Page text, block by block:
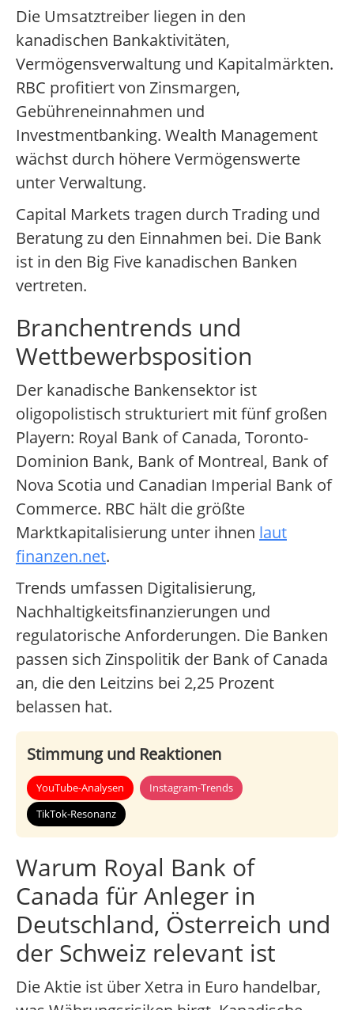
Die Umsatztreiber liegen in den
kanadischen Bankaktivitäten,
Vermögensverwaltung und Kapitalmärkten.
RBC profitiert von Zinsmargen,
Gebühreneinnahmen und
Investmentbanking. Wealth Management
wächst durch höhere Vermögenswerte
unter Verwaltung.
Capital Markets tragen durch Trading und
Beratung zu den Einnahmen bei. Die Bank
ist in den Big Five kanadischen Banken
vertreten.
Branchentrends und
Wettbewerbsposition
Der kanadische Bankensektor ist
oligopolistisch strukturiert mit fünf großen
Playern: Royal Bank of Canada, Toronto-
Dominion Bank, Bank of Montreal, Bank of
Nova Scotia und Canadian Imperial Bank of
Commerce. RBC hält die größte
Marktkapitalisierung unter ihnen laut
finanzen.net.
Trends umfassen Digitalisierung,
Nachhaltigkeitsfinanzierungen und
regulatorische Anforderungen. Die Banken
passen sich Zinspolitik der Bank of Canada
an, die den Leitzins bei 2,25 Prozent
belassen hat.
Stimmung und Reaktionen
YouTube-Analysen
Instagram-Trends
TikTok-Resonanz
Warum Royal Bank of
Canada für Anleger in
Deutschland, Österreich und
der Schweiz relevant ist
Die Aktie ist über Xetra in Euro handelbar,